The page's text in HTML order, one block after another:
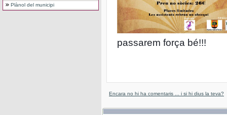
Plànol del municipi
passarem força bé!!!
Encara no hi ha comentaris ... i si hi dius la teva?